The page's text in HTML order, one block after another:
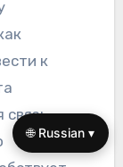
к
связь
🌐 Russian ▾